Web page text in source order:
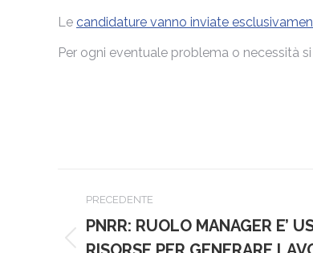
Le candidature vanno inviate
Per ogni eventuale problema o necessità
tra
PRECEDENTE
Post
PNRR: RUOLO MANAGER E’